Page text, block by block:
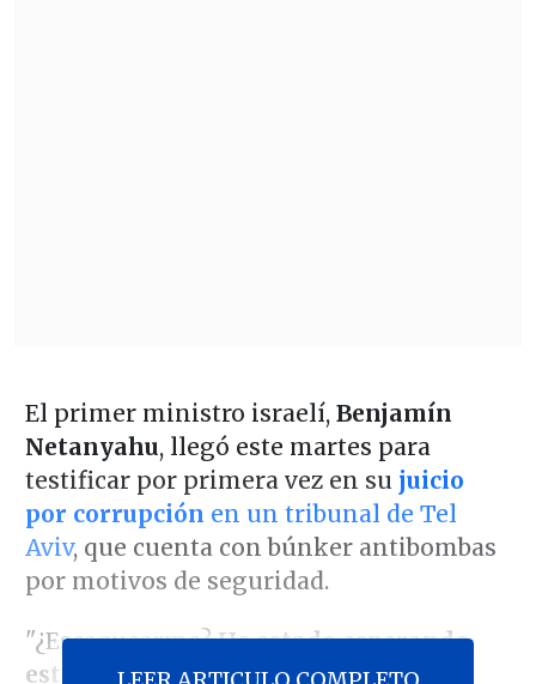
El primer ministro israelí,Benjamín
Netanyahu, llegó este martes para
testificar por primera vez en su juicio
por corrupción en un tribunal de Tel
Aviv, que cuenta con búnker antibombas
por motivos de seguridad.
"¿Escaquearme?He estado esperando
este día ocho años para presentar la